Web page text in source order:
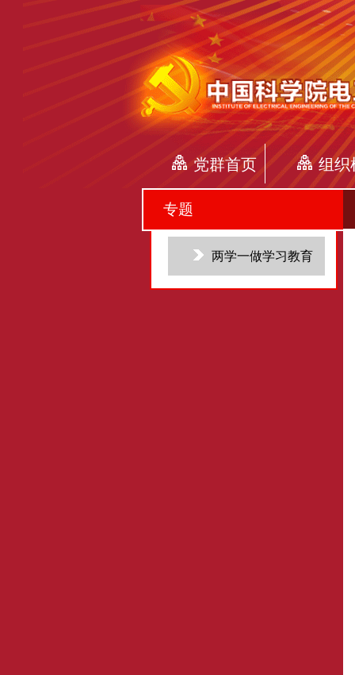
党群首页 组织
专题
两学一做学习教育